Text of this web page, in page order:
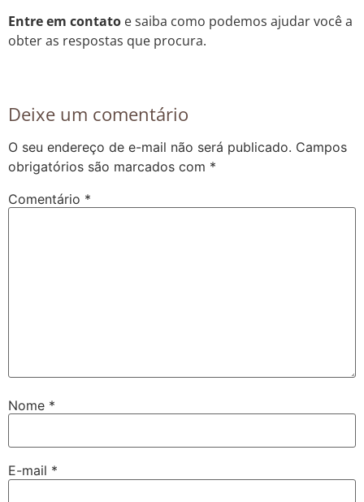
Entre em contato e saiba como podemos ajudar você a
obter as respostas que procura.
Deixe um comentário
O seu endereço de e-mail não será publicado. Campos
obrigatórios são marcados com *
Comentário *
Nome *
E-mail *